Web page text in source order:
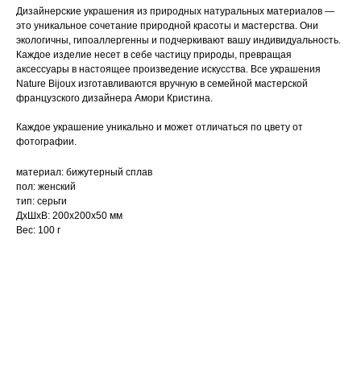
Дизайнерские украшения из природных натуральных материалов —
это уникальное сочетание природной красоты и мастерства. Они
экологичны, гипоаллергенны и подчеркивают вашу индивидуальность.
Каждое изделие несет в себе частицу природы, превращая
аксессуары в настоящее произведение искусства. Все украшения
Nature Bijoux изготавливаются вручную в семейной мастерской
французского дизайнера Амори Кристина.
Каждое украшение уникально и может отличаться по цвету от
фотографии.
материал: бижутерный сплав
пол: женский
тип: серьги
ДxШxВ: 200x200x50 мм
Вес: 100 г